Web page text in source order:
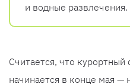
и водные развлечения.
Считается, что курортный
начинается в конце мая —